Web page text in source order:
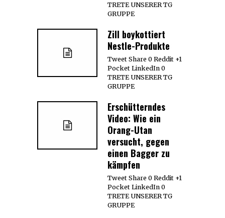
TRETE UNSERER TG
GRUPPE
Zill boykottiert
Nestle-Produkte
Tweet Share 0 Reddit +1
Pocket LinkedIn 0
TRETE UNSERER TG
GRUPPE
Erschütterndes
Video: Wie ein
Orang-Utan
versucht, gegen
einen Bagger zu
kämpfen
Tweet Share 0 Reddit +1
Pocket LinkedIn 0
TRETE UNSERER TG
GRUPPE